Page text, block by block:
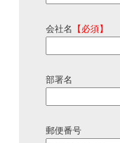
会社名 【必須】
部署名
郵便番号